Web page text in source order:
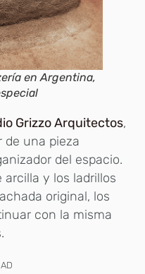
en Argentina,
Grizzo Arquitectos,
de una pieza
del espacio.
y los ladrillos
original, los
con la misma